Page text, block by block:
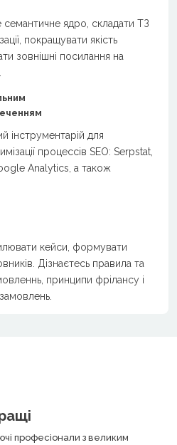
ядро, складати ТЗ
покращувати якість
зовнішні посилання на
інструментарій для
процессів SEO: Serpstat,
Analytics, а також
кейси, формувати
Дізнаєтесь правила та
принципи фрілансу і
професіонали з великим